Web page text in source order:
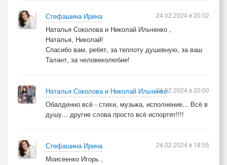
Стефашина Ирина
Наталья Соколова и Николай Ильченко ,
Наталья, Николай!
Спасибо вам, ребят, за теплоту душевную, за ваш
Талант, за человеколюбие!
24.02.2024 в 20:02
Наталья Соколова и Николай Ильченко
Обалденно всё - стихи, музыка, исполнение... Всё в
душу... другие слова просто всё испортят!!!!
24.02.2024 в 20:00
Стефашина Ирина
Моисеенко Игорь ,
24.02.2024 в 18:55